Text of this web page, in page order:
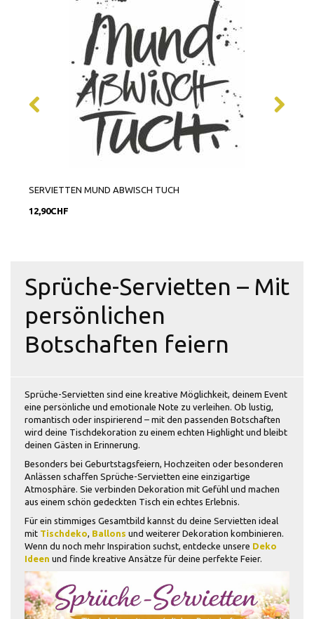
SERVIETTEN MUND ABWISCH TUCH
12,90CHF
Sprüche-Servietten – Mit
persönlichen
Botschaften feiern
Sprüche-Servietten sind eine kreative Möglichkeit, deinem Event
eine persönliche und emotionale Note zu verleihen. Ob lustig,
romantisch oder inspirierend – mit den passenden Botschaften
wird deine Tischdekoration zu einem echten Highlight und bleibt
deinen Gästen in Erinnerung.
Besonders bei Geburtstagsfeiern, Hochzeiten oder besonderen
Anlässen schaffen Sprüche-Servietten eine einzigartige
Atmosphäre. Sie verbinden Dekoration mit Gefühl und machen
aus einem schön gedeckten Tisch ein echtes Erlebnis.
Für ein stimmiges Gesamtbild kannst du deine Servietten ideal
mit Tischdeko, Ballons und weiterer Dekoration kombinieren.
Wenn du noch mehr Inspiration suchst, entdecke unsere Deko
Ideen und finde kreative Ansätze für deine perfekte Feier.